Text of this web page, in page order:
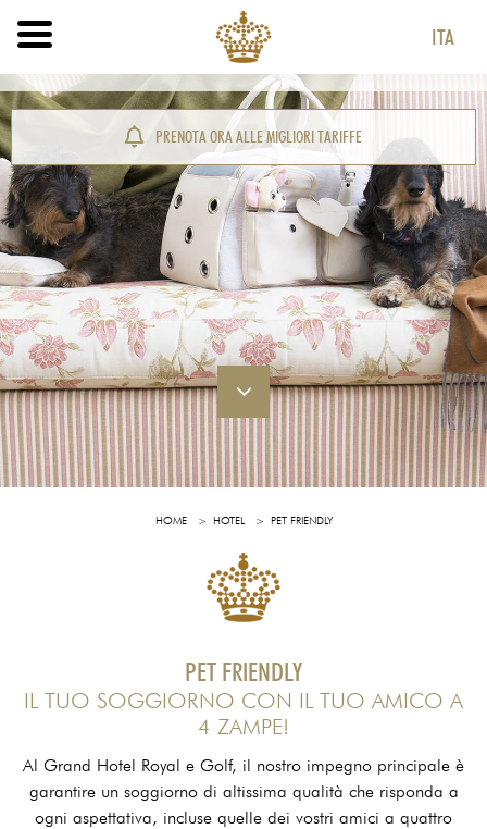
ITA
ENG
PRENOTA ORA ALLE MIGLIORI TARIFFE
HOME HOTEL PET FRIENDLY
PET FRIENDLY
IL TUO SOGGIORNO CON IL TUO AMICO A
4 ZAMPE!
Al Grand Hotel Royal e Golf, il nostro impegno principale è
garantire un soggiorno di altissima qualità che risponda a
ogni aspettativa, incluse quelle dei vostri amici a quattro